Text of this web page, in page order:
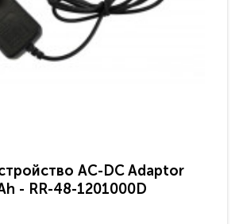
AC-DC Adaptor
- RR-48-1201000D